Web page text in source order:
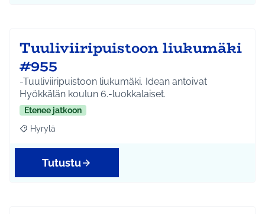
Tuuliviiripuistoon liukumäki
#955
-Tuuliviiripuistoon liukumäki. Idean antoivat
Hyökkälän koulun 6.-luokkalaiset.
Etenee jatkoon
Rajaa tulokset aihepiirin mukaan: Hyrylä
Hyrylä
Tutustu